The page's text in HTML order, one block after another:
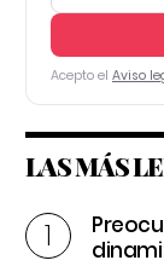
Acepto el Aviso
LAS MÁS